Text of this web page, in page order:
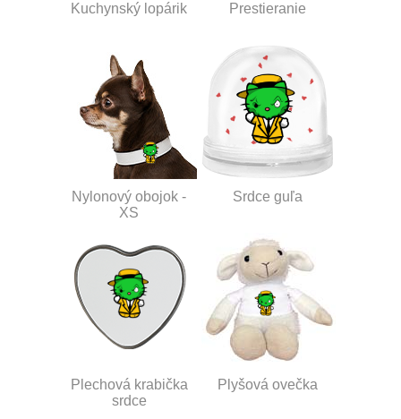
Kuchynský lopárik Prestieranie
Nylonový obojok -
XS
Srdce guľa
Plechová krabička
srdce
Plyšová ovečka